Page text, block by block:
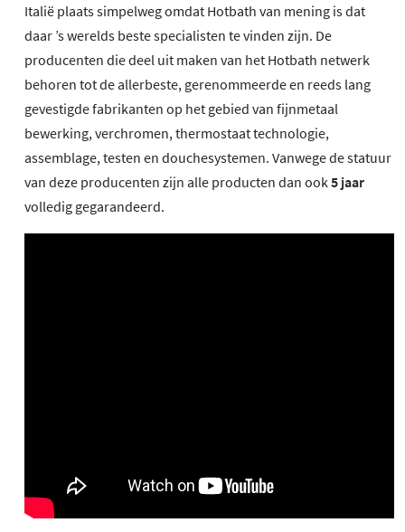
Italië plaats simpelweg omdat Hotbath van mening is dat
daar ’s werelds beste specialisten te vinden zijn. De
producenten die deel uit maken van het Hotbath netwerk
behoren tot de allerbeste, gerenommeerde en reeds lang
gevestigde fabrikanten op het gebied van fijnmetaal
bewerking, verchromen, thermostaat technologie,
assemblage, testen en douchesystemen. Vanwege de statuur
van deze producenten zijn alle producten dan ook5 jaar
volledig gegarandeerd.